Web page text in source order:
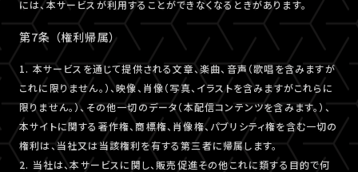
には、本サービスが利用することができなくなるときがあります。
第7条 （権利帰属）
1. 本サービスを通じて提供される文章、楽曲、音声（歌唱を含みますが
これに限りません。）、映像、肖像（写真、イラストを含みますがこれらに
限りません。）、その他一切のデータ（本配信コンテンツを含みます。）、
本サイトに関する著作権、商標権、肖像権、パブリシティ権を含む一切の
権利は、当社又は当該権利を有する第三者に帰属します。
2. 当社は、本サービスに関し、販売促進その他これに類する目的で何